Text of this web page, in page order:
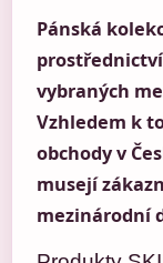
Pánská
vybraných
Vzhledem k
obchody v
musejí
mezinárodní